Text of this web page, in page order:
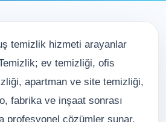
temizlik hizmeti arayanlar
ev temizliği, ofis
apartman ve site temizliği,
fabrika ve inşaat sonrası
profesyonel çözümler sunar.